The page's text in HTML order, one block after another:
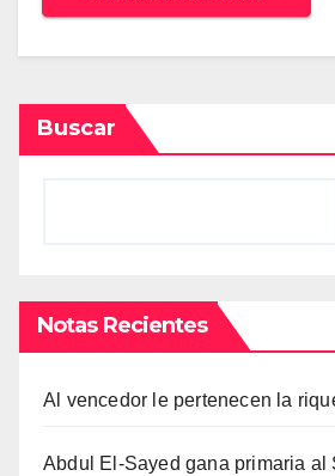
Buscar
Notas Recientes
Al vencedor le pertenecen la
Abdul El-Sayed gana primaria al